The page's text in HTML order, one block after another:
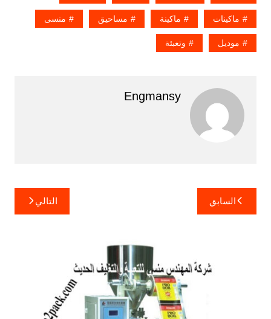
ماكينات ماكينة مساحيق منسى
موديل وتعبئة
Engmansy
تصفّح
المقالات
السابق التالي